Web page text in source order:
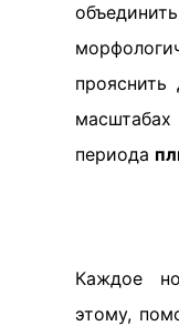
периода
Каждое
этому,